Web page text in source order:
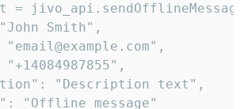
=
Smith",
"email@example.com",
"+14084987855",
"Description text",
"Offline message"